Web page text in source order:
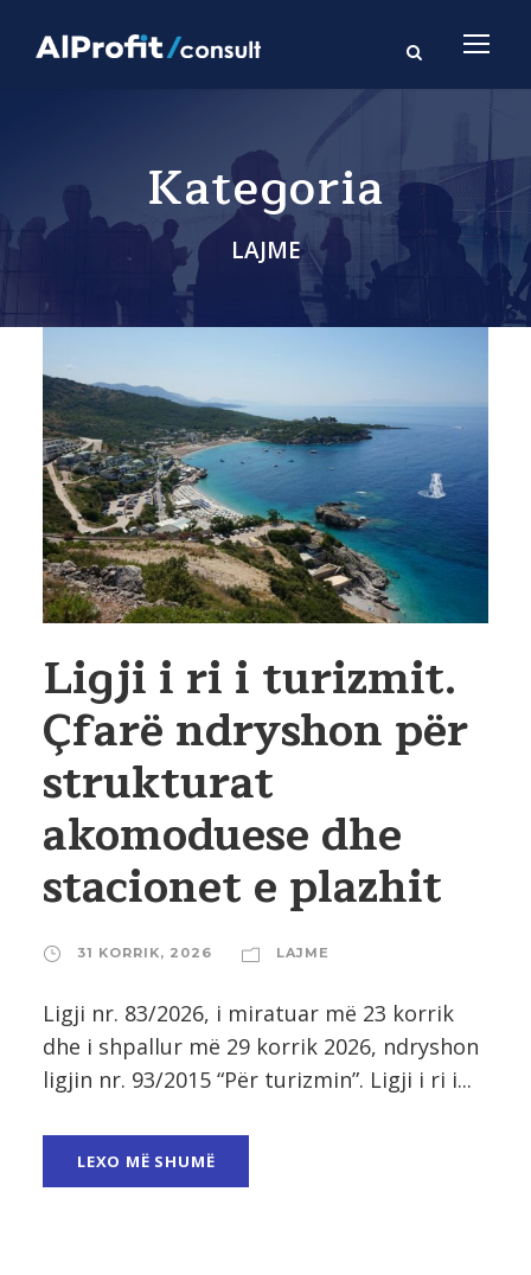
Kategoria
LAJME
Ligji i ri i turizmit.
Çfarë ndryshon për
strukturat
akomoduese dhe
stacionet e plazhit
31 KORRIK, 2026 LAJME
Ligji nr. 83/2026, i miratuar më 23 korrik
dhe i shpallur më 29 korrik 2026, ndryshon
ligjin nr. 93/2015 “Për turizmin”. Ligji i ri i...
LEXO MË SHUMË